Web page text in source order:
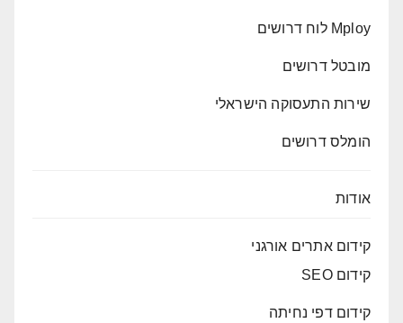
Mploy לוח דרושים
מובטל דרושים
שירות התעסוקה הישראלי
הומלס דרושים
אודות
קידום אתרים אורגני
קידום SEO
קידום דפי נחיתה